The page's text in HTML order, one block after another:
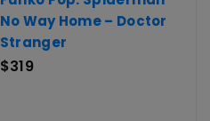
No Way Home – Doctor
Stranger
$319